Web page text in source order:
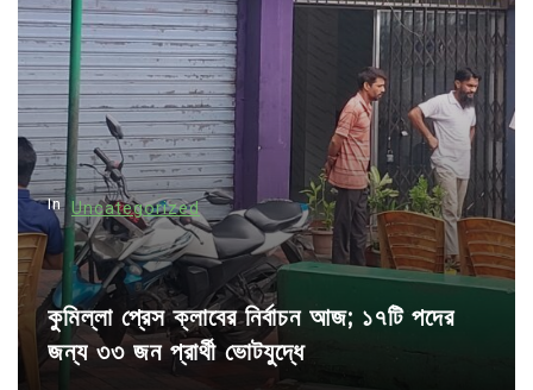
a
t
i
o
n
In Uncategorized
কুমিল্লা প্রেস ক্লাবের নির্বাচন আজ; ১৭টি পদের
জন্য ৩৩ জন প্রার্থী ভোটযুদ্ধে